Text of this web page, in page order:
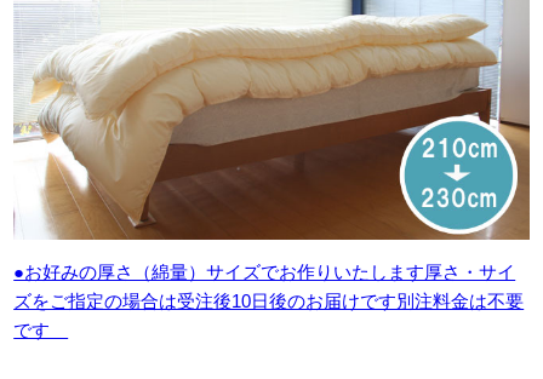
●お好みの厚さ（綿量）サイズでお作りいたします厚さ・サイ
ズをご指定の場合は受注後10日後のお届けです別注料金は不要
です